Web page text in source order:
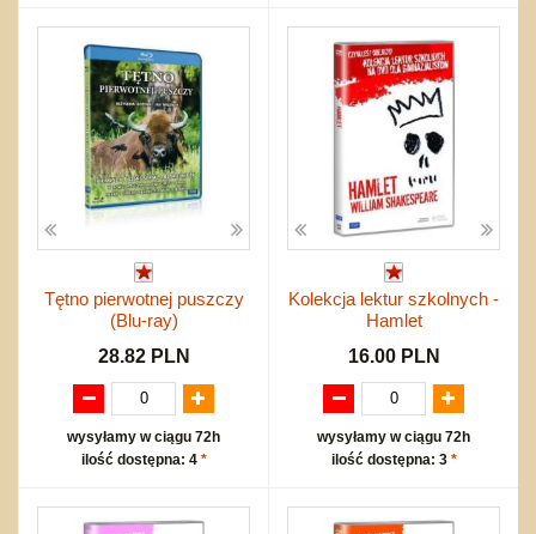
Tętno pierwotnej puszczy
(Blu-ray)
28.82 PLN
wysyłamy w ciągu 72h
ilość dostępna: 4 *
Kolekcja lektur szkolnych -
Hamlet
16.00 PLN
wysyłamy w ciągu 72h
ilość dostępna: 3 *